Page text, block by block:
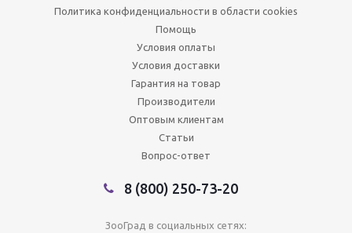
Политика конфиденциальности в области cookies
Помощь
Условия оплаты
Условия доставки
Гарантия на товар
Производители
Оптовым клиентам
Статьи
Вопрос-ответ
8 (800) 250-73-20
ЗооГрад в социальных сетях: